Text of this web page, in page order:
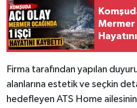
Mermer
Firma tarafından yapılan
alanlarına estetik ve seçkin
hedefleyen ATS Home